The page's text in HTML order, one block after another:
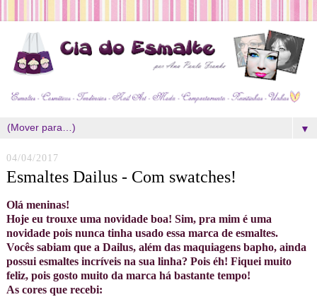
▼
04/04/2017
Esmaltes Dailus - Com swatches!
Olá meninas!
Hoje eu trouxe uma novidade boa! Sim, pra mim é uma
novidade pois nunca tinha usado essa marca de esmaltes.
Vocês sabiam que a Dailus, além das maquiagens bapho, ainda
possui esmaltes incríveis na sua linha? Pois éh! Fiquei muito
feliz, pois gosto muito da marca há bastante tempo!
As cores que recebi: